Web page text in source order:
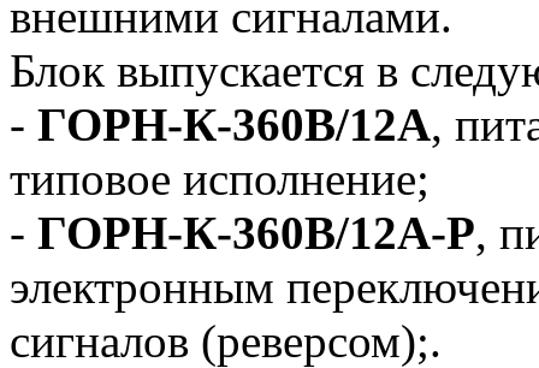
внешними сигналами.
Блок выпускается в
- ГОРН-К-360В/12А,
типовое исполнение;
- ГОРН-К-360В/12А-Р,
электронным
сигналов (реверсом);.